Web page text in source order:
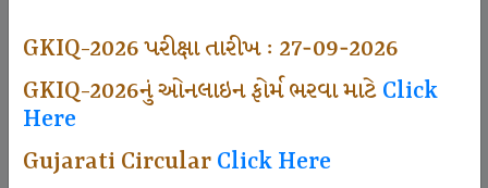
GKIQ-2026 પરીક્ષા તારીખ : 27-09-2026
GKIQ-2026નું ઓનલાઇન ફોર્મ ભરવા માટેClick
Here
Gujarati CircularClick Here
494